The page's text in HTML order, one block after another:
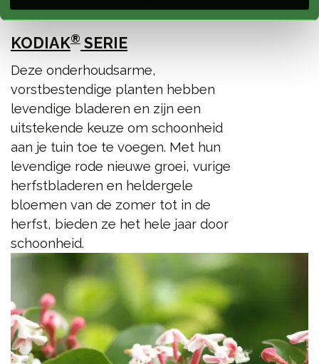
KODIAK® SERIE
Deze onderhoudsarme,
vorstbestendige planten hebben
levendige bladeren en zijn een
uitstekende keuze om schoonheid
aan je tuin toe te voegen. Met hun
levendige rode nieuwe groei, vurige
herfstbladeren en heldergele
bloemen van de zomer tot in de
herfst, bieden ze het hele jaar door
schoonheid.